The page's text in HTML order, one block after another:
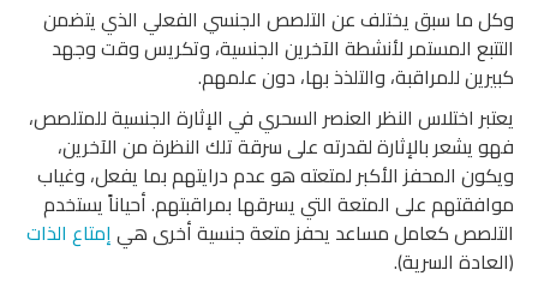
وكل ما سبق يختلف عن التلصص الجنسي الفعلي الذي يتضمن
التتبع المستمر لأنشطة الآخرين الجنسية، وتكريس وقت وجهد
كبيرين للمراقبة، والتلذذ بها، دون علمهم.
يعتبر اختلاس النظر العنصر السحري في الإثارة الجنسية للمتلصص،
فهو يشعر بالإثارة لقدرته على سرقة تلك النظرة من الآخرين،
ويكون المحفز الأكبر لمتعته هو عدم درايتهم بما يفعل، وغياب
موافقتهم على المتعة التي يسرقها بمراقبتهم. أحياناً يستخدم
التلصص كعامل مساعد يحفز متعة جنسية أخرى هيإمتاع الذات
(العادة السرية).